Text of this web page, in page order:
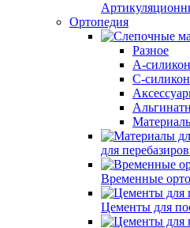
Ортопедия
Разное
А-
С-
для
Временные
Цементы для